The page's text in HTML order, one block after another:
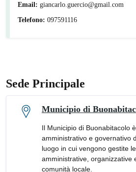
Email: giancarlo.guercio@gmail.com
Telefono: 097591116
Sede Principale
Municipio di
Il Municipio di Buonabitacolo
amministrativo e governativo
luogo in cui vengono gestite
amministrative, organizzative
comunità locale.